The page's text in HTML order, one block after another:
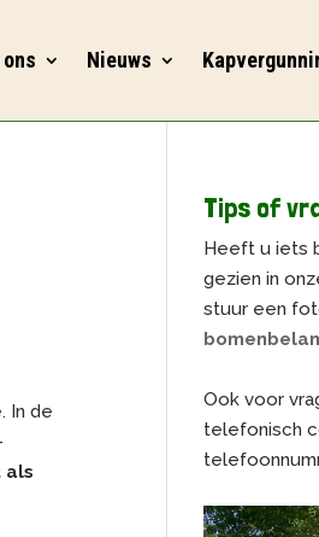
Nieuws
In de
als
Tips of
Heeft u iets
gezien in
stuur een
Ook voor
telefonisch